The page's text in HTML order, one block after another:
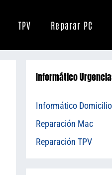
TPV Reparar PC
Informático
Informático Domicilio
Reparación Mac
Reparación TPV